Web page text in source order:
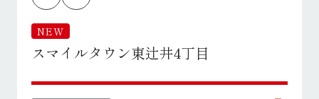
NEW
スマイルタウン東辻井4丁目